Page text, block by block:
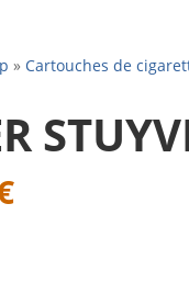
» Cartouches de